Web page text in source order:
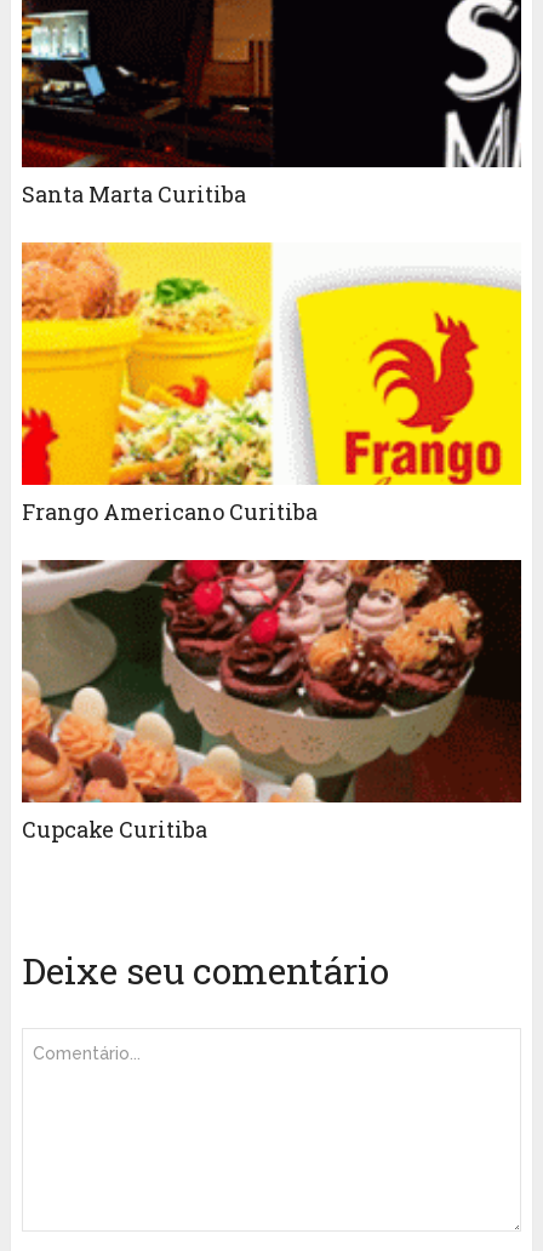
Santa Marta Curitiba
Frango Americano Curitiba
Cupcake Curitiba
Deixe seu comentário